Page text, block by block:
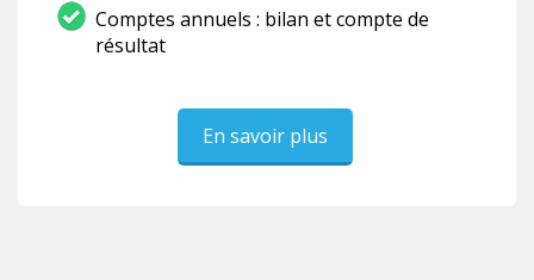
Comptes annuels : bilan et compte de
résultat
En savoir plus